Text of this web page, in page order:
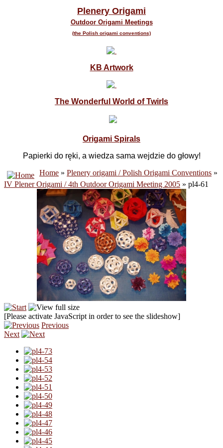
Plenery Origami
Outdoor Origami Meetings
(the Polish origami conventions)
KB Artwork
The Wonderful World of Twirls
Origami Spirals
Papierki do ręki, a wiedza sama wejdzie do głowy!
Home » Plenery origami / Polish Origami Conventions »
IV Plener Origami / 4th Outdoor Origami Meeting 2005 » pl4-61
[Please activate JavaScript in order to see the slideshow]
Previous
Next